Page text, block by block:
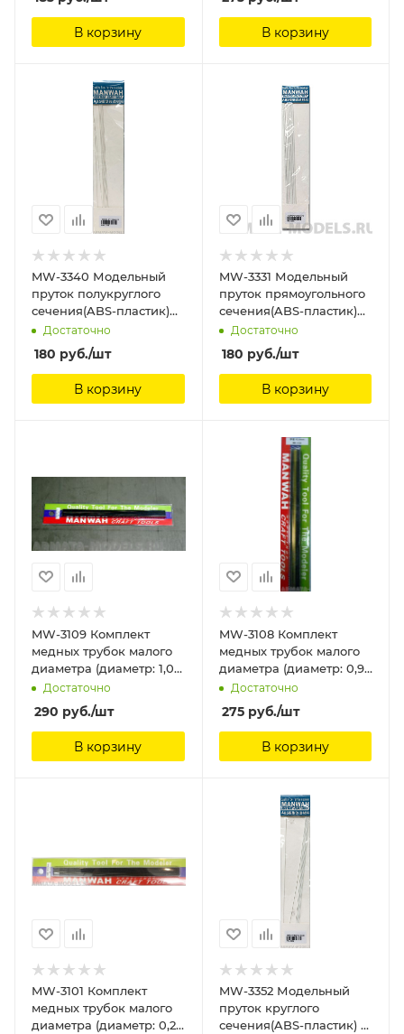
В корзину В корзину
MW-3340 Модельный
пруток полукруглого
сечения(ABS-пластик)
1.0mm*250mm 8шт
ManWah
Достаточно
180 руб./шт
В корзину
MW-3331 Модельный
пруток прямоугольного
сечения(ABS-пластик)
4*2*250mm 4шт
ManWah
Достаточно
180 руб./шт
В корзину
MW-3109 Комплект
медных трубок малого
диаметра (диаметр: 1,0
мм) (5 шт.) ManWah
Достаточно
290 руб./шт
В корзину
MW-3108 Комплект
медных трубок малого
диаметра (диаметр: 0,9
мм) (5 шт.) ManWah
Достаточно
275руб./шт
В корзину
MW-3101 Комплект
медных трубок малого
диаметра (диаметр: 0,2
MW-3352 Модельный
пруток круглого
сечения(ABS-пластик) ?